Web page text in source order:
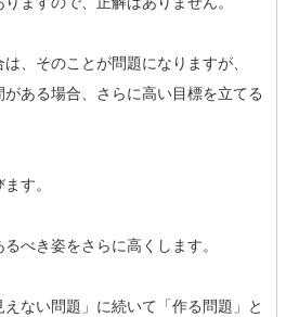
、そのことが問題になりますが、
ある場合、さらに高い目標を立てる
す。
べき姿をさらに高くします。
ない問題」に続いて「作る問題」と